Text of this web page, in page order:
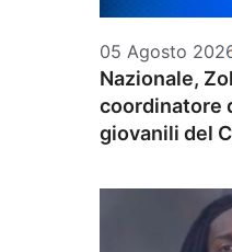
05 Agosto
Nazionale,
coordinatore
giovanili del